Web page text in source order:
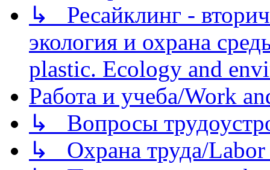
↳ Ресайклинг -
экология и охрана
plastic. Ecology and
Работа и учеба/Work
↳ Вопросы
↳ Охрана труда/Labor